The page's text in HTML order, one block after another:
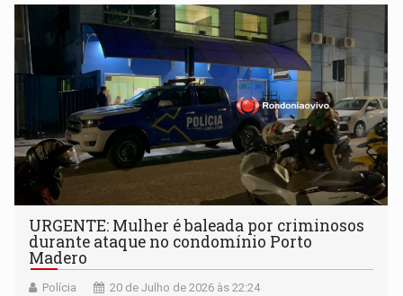
URGENTE: Mulher é baleada por criminosos
durante ataque no condomínio Porto
Madero
Polícia 20 de Julho de 2026 às 22:24